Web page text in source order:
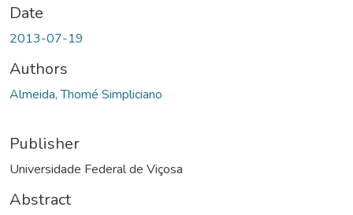
Date
2013-07-19
Authors
Almeida, Thomé Simpliciano
Publisher
Universidade Federal de Viçosa
Abstract